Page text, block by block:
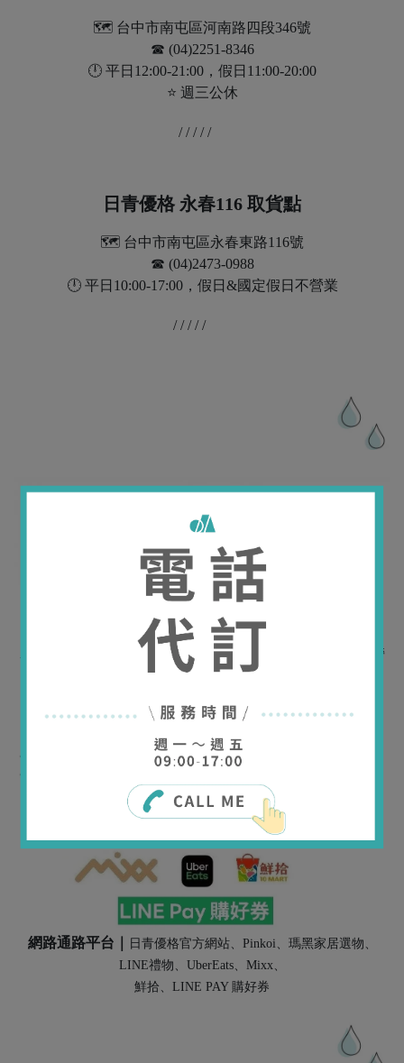
🗺️ 台中市南屯區河南路四段346號
☎︎ (04)2251-8346
🕛 平日12:00-21:00，假日11:00-20:00
⭐ 週三公休
/ / / / /
日青優格 永春116 取貨點
🗺️ 台中市南屯區永春東路116號
☎︎ (04)2473-0988
🕛 平日10:00-17:00，假日&國定假日不營業
/ / / / /
新光三越台中中港店，信義新天地A4、A8、
A11，天母店，Diamond tower，台北站前，嘉義垂楊店，高雄左營
蔬食樂(台南永康店、台南東平店、台中市府店)，七福盛菓
網路通路平台｜
日青優格官方網站、Pinkoi、瑪黑家居選物、
LINE禮物、UberEats、Mixx、
鮮拾、LINE PAY 購好券